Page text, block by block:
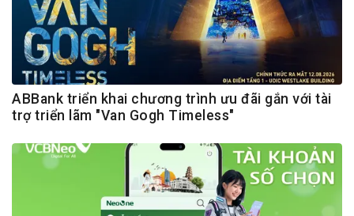
ABBank triển khai chương trình ưu đãi gắn với tài
trợ triển lãm "Van Gogh Timeless"